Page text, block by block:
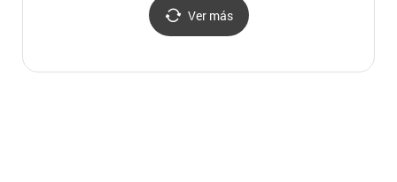
Ver más